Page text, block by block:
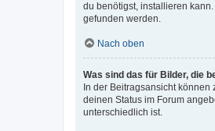
du benötigst, installieren
gefunden werden.
Nach oben
Was sind das für Bilder, die
In der Beitragsansicht
deinen Status im Forum
unterschiedlich ist.